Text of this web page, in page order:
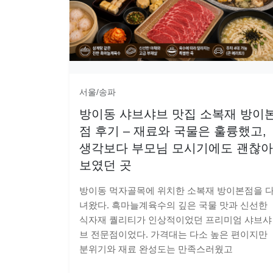
서울/송파
방이동 샤브샤브 맛집 소복재 방이
점 후기 – 재료와 국물은 훌륭했고,
생각보다 부모님 모시기에도 괜찮아
보였던 곳
방이동 먹자골목에 위치한 소복재 방이본점을
녀왔다. 흑마늘계육수의 깊은 국물 맛과 신선한
식자재 퀄리티가 인상적이었던 프리미엄 샤브샤
브 전문점이었다. 가격대는 다소 높은 편이지만
분위기와 재료 완성도는 만족스러웠고